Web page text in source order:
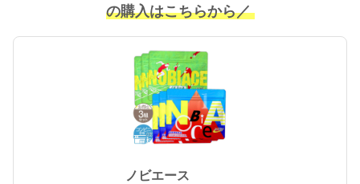
の購入はこちらから／
ノビエース